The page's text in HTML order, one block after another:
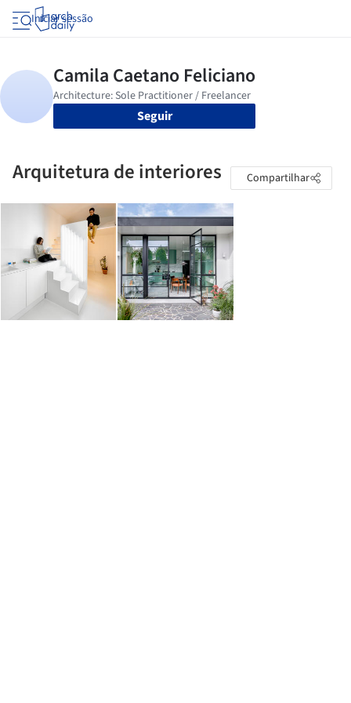
Iniciar sessão
Seguir
Arquitetura de interiores Compartilhar